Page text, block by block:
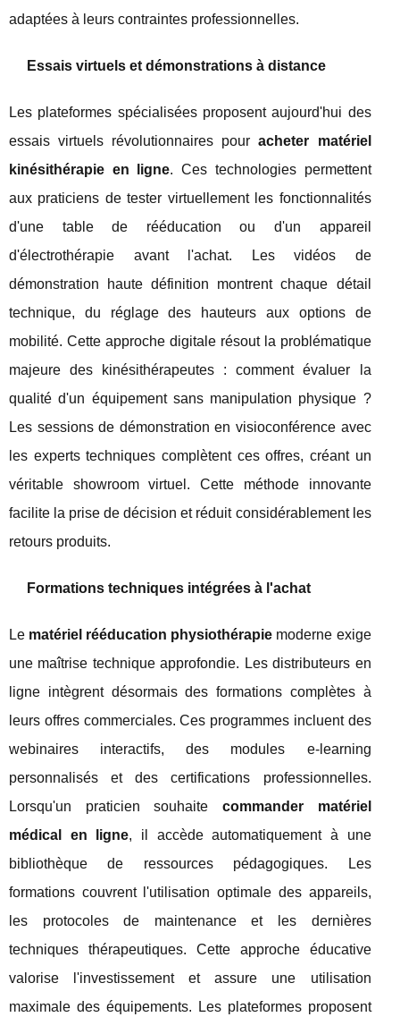
adaptées à leurs contraintes professionnelles.
Essais virtuels et démonstrations à distance
Les plateformes spécialisées proposent aujourd'hui des
essais virtuels révolutionnaires pouracheter matériel
kinésithérapie en ligne. Ces technologies permettent
aux praticiens de tester virtuellement les fonctionnalités
d'une table de rééducation ou d'un appareil
d'électrothérapie avant l'achat. Les vidéos de
démonstration haute définition montrent chaque détail
technique, du réglage des hauteurs aux options de
mobilité. Cette approche digitale résout la problématique
majeure des kinésithérapeutes : comment évaluer la
qualité d'un équipement sans manipulation physique ?
Les sessions de démonstration en visioconférence avec
les experts techniques complètent ces offres, créant un
véritable showroom virtuel. Cette méthode innovante
facilite la prise de décision et réduit considérablement les
retours produits.
Formations techniques intégrées à l'achat
Le matériel rééducation physiothérapie moderne exige
une maîtrise technique approfondie. Les distributeurs en
ligne intègrent désormais des formations complètes à
leurs offres commerciales. Ces programmes incluent des
webinaires interactifs, des modules e-learning
personnalisés et des certifications professionnelles.
Lorsqu'un praticien souhaite commander matériel
médical en ligne, il accède automatiquement à une
bibliothèque de ressources pédagogiques. Les
formations couvrent l'utilisation optimale des appareils,
les protocoles de maintenance et les dernières
techniques thérapeutiques. Cette approche éducative
valorise l'investissement et assure une utilisation
maximale des équipements. Les plateformes proposent